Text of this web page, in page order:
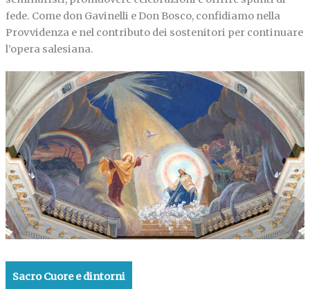
fede. Come don Gavinelli e Don Bosco, confidiamo nella
Provvidenza e nel contributo dei sostenitori per continuare
l’opera salesiana.
Sacro Cuore e dintorni